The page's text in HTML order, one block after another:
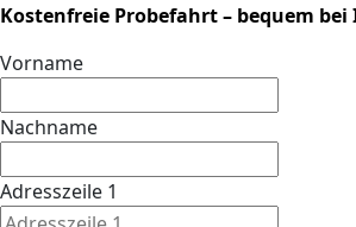
Kostenfreie Probefahrt – bequem bei
Vorname
Nachname
Adresszeile 1